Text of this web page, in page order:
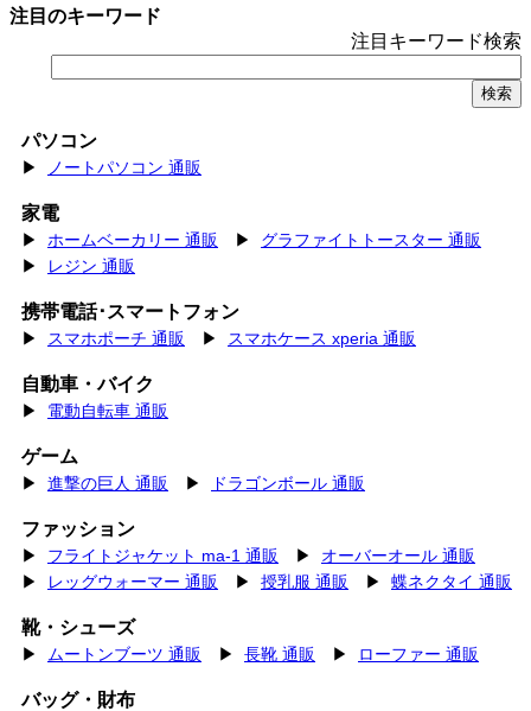
注目のキーワード
注目キーワード検索
パソコン
▶ ノートパソコン 通販
家電
▶ ホームベーカリー 通販 ▶ グラファイトトースター 通販
▶
レジン 通販
携帯電話･スマートフォン
▶ スマホポーチ 通販 ▶ スマホケース xperia 通販
自動車・バイク
▶ 電動自転車 通販
ゲーム
▶ 進撃の巨人 通販 ▶ ドラゴンボール 通販
ファッション
▶ フライトジャケット ma-1 通販 ▶ オーバーオール 通販
▶
レッグウォーマー 通販 ▶ 授乳服 通販 ▶ 蝶ネクタイ 通販
靴・シューズ
▶ ムートンブーツ 通販 ▶ 長靴 通販 ▶ ローファー 通販
バッグ・財布